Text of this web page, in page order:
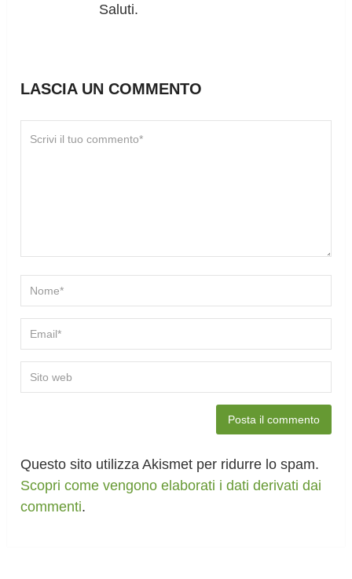
Saluti.
LASCIA UN COMMENTO
Questo sito utilizza Akismet per ridurre lo spam.
Scopri come vengono elaborati i dati derivati dai
commenti.